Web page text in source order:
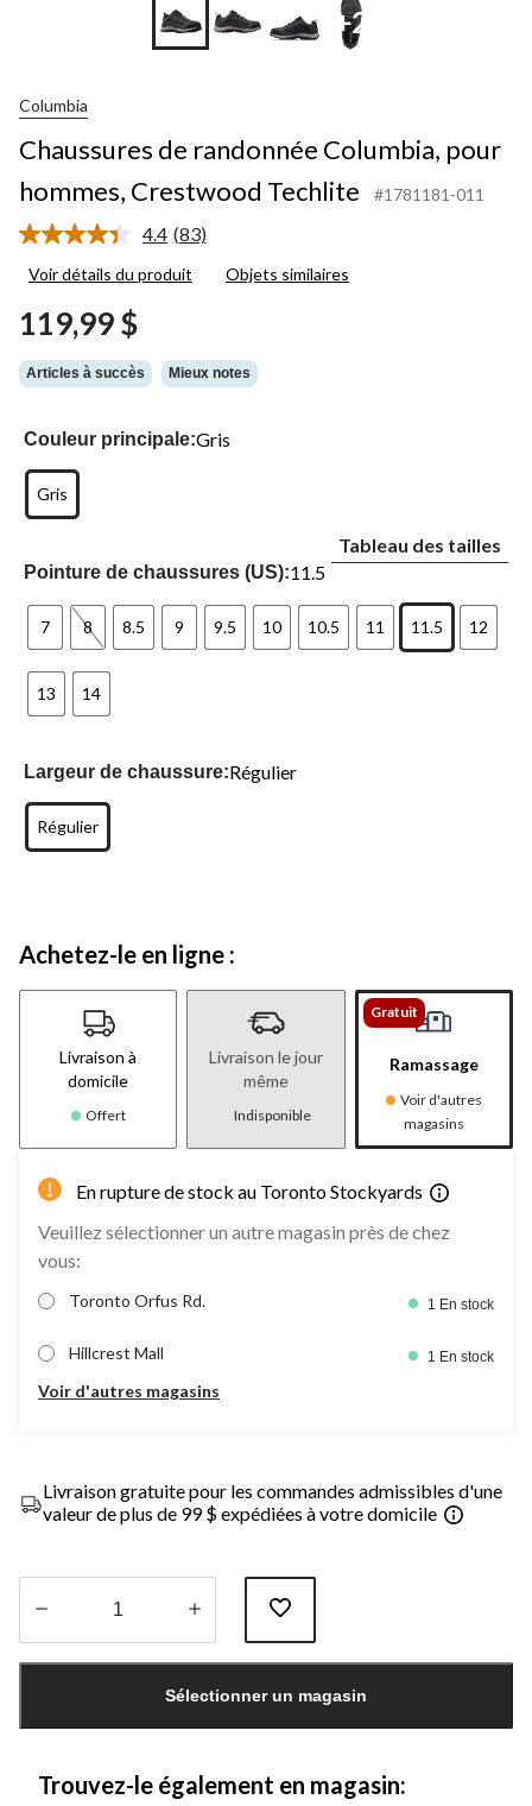
+2
Columbia
Chaussures de randonnée Columbia, pour
hommes, Crestwood Techlite
#1781181-011
4.4 Lire
83
la
même
page.
(83)
Voir détails du produit Objets similaires
119,99 $
Articles à succès Mieux notes
Couleur principale:Gris
Gris
Pointure de chaussures (US):11.5
Tableau des tailles
7 8 8.5 9 9.5 10 10.5 11 11.5 12
13 14
Largeur de chaussure:Régulier
Régulier
Achetez-le en ligne :
Livraison à
domicile
Offert
Livraison le jour
même
Indisponible
Gratuit
Ramassage
Voir d'autres
magasins
En rupture de stock au Toronto Stockyards
Veuillez sélectionner un autre magasin près de chez
vous:
Toronto Orfus Rd. 1 En stock
Hillcrest Mall 1 En stock
Voir d'autres magasins
Livraison gratuite pour les commandes admissibles d'une
valeur de plus de 99 $ expédiées à votre domicile
Sélectionner un magasin
Trouvez-le également en magasin: